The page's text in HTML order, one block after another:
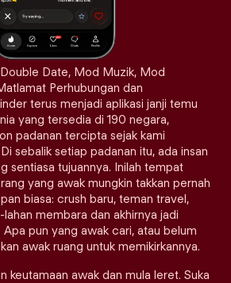
Date, Mod Muzik, Mod
Perhubungan dan
terus menjadi aplikasi janji temu
yang tersedia di 190 negara,
padanan tercipta sejak kami
sebalik setiap padanan itu, ada insan
sentiasa tujuannya. Inilah tempat
yang awak mungkin takkan pernah
biasa: crush baru, teman travel,
membara dan akhirnya jadi
pun yang awak cari, atau belum
awak ruang untuk memikirkannya.
keutamaan awak dan mula leret. Suka